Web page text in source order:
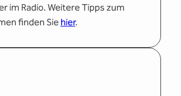
im Radio. Weitere Tipps zum
finden Sie hier.